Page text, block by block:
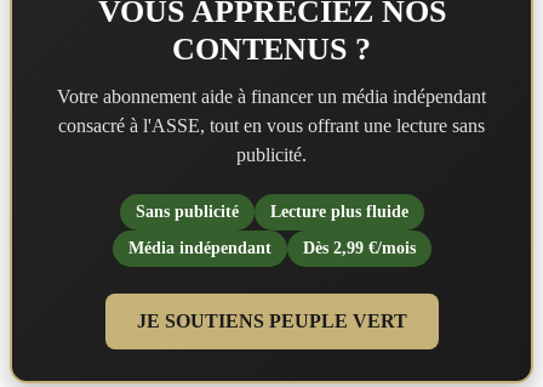
VOUS APPRÉCIEZ NOS
CONTENUS ?
Votre abonnement aide à financer un média indépendant
consacré à l'ASSE, tout en vous offrant une lecture sans
publicité.
Sans publicité
Lecture plus fluide
Média indépendant
Dès 2,99 €/mois
JE SOUTIENS PEUPLE VERT